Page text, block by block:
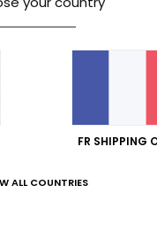
FR SHIPPING
ALL COUNTRIES